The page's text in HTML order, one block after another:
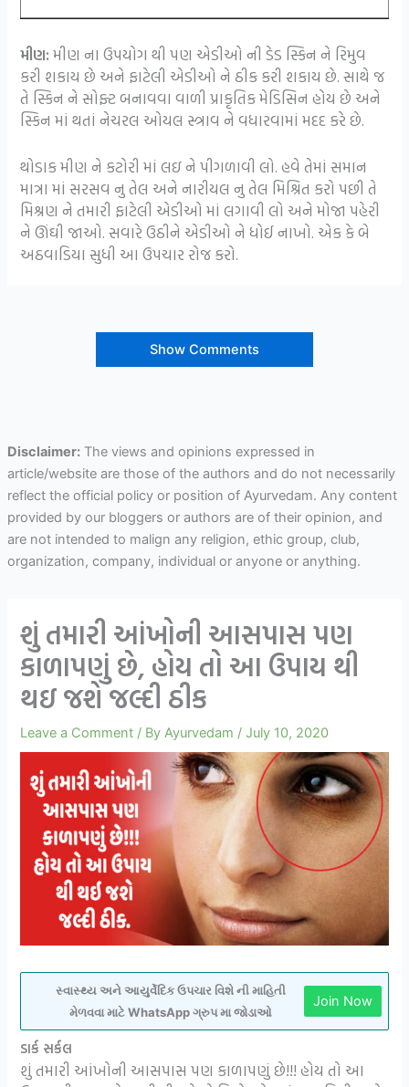
મીણ:મીણ ના ઉપયોગ થી પણ એડીઓ ની ડેડ સ્કિન ને રિમુવ
કરી શકાય છે અને ફાટેલી એડીઓ ને ઠીક કરી શકાય છે. સાથે જ
તે સ્કિન ને સોફ્ટ બનાવવા વાળી પ્રાકૃતિક મેડિસિન હોય છે અને
સ્કિન માં થતાં નેચરલ ઓયલ સ્ત્રાવ ને વધારવામાં મદદ કરે છે.
થોડાક મીણ ને કટોરી માં લઇ ને પીગળાવી લો. હવે તેમાં સમાન
માત્રા માં સરસવ નુ તેલ અને નારીયલ નુ તેલ મિશ્રિત કરો પછી તે
મિશ્રણ ને તમારી ફાટેલી એડીઓ માં લગાવી લો અને મોજા પહેરી
ને ઊંઘી જાઓ. સવારે ઉઠીને એડીઓ ને ધોઈ નાખો. એક કે બે
અઠવાડિયા સુધી આ ઉપચાર રોજ કરો.
Show Comments
Disclaimer:The views and opinions expressed in
article/website are those of the authors and do not necessarily
reflect the official policy or position of Ayurvedam. Any content
provided by our bloggers or authors are of their opinion, and
are not intended to malign any religion, ethic group, club,
organization, company, individual or anyone or anything.
શું તમારી આંખોની આસપાસ પણ
કાળાપણું છે, હોય તો આ ઉપાય થી
થઇ જશે જલ્દી ઠીક
Leave a Comment / ByAyurvedam /July 10, 2020
સ્વાસ્થ્ય અને આયુર્વેદિક ઉપચાર વિશે ની માહિતી
મેળવવા માટે WhatsApp ગ્રુપ મા જોડાઓ
Join Now
ડાર્ક સર્કલ
શું તમારી આંખોની આસપાસ પણ કાળાપણું છે!!! હોય તો આ